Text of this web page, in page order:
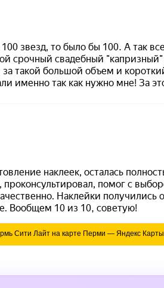
Сити Лайт на карте Перми — Яндекс Карты